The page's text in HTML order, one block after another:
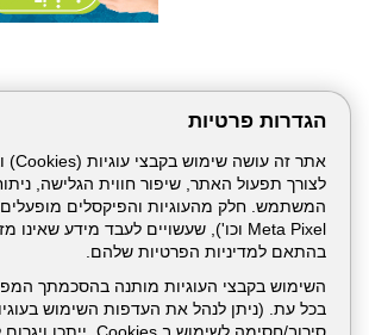
הגדרות פרטיות
לצורך תפעול האתר, שיפור חווית הגלישה,
בהתאם למדיניות הפרטיות שלהם.
השימוש בקבצי העוגיות מותנה בהסכמתך
בכל עת. (ניתן לנהל את העדפות השימוש